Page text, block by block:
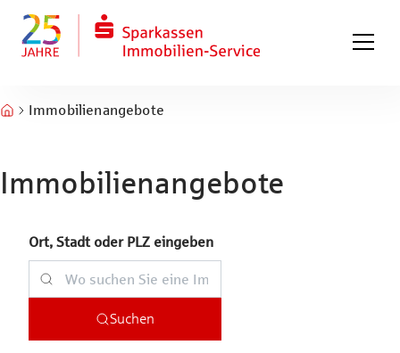
Zum Fuß springen
Immobilienangebote
Immobilienangebote
Ort, Stadt oder PLZ eingeben
Suchen